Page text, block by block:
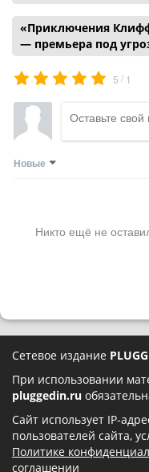
«Приключения
— премьера под
5 / 1
Новые
Никто ещё не
Сетевое издание
При использовании
pluggedin.ru
Сайт использует IP-
пользователей сайта,
Политике
соглашении